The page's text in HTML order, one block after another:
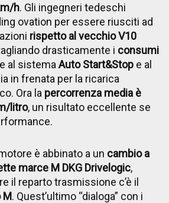
h. Gli ingegneri tedeschi
ovation per essere riusciti ad
rispetto al vecchio V10
drasticamente i consumi
al sistemaAuto Start&Stop e al
in frenata per la ricarica
Ora la percorrenza media è
litro, un risultato eccellente se
è abbinato a un cambio a
marce M DKG Drivelogic,
il reparto trasmissione c’è il
M. Quest’ultimo “dialoga” con i